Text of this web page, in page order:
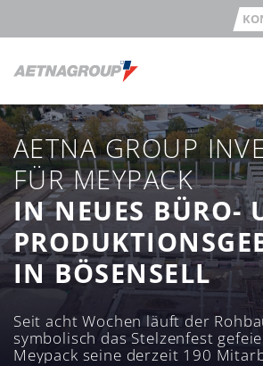
AETNA GROUP
FÜR MEYPACK
IN NEUES BÜRO-
IN BÖSENSELL
Seit acht Wochen läuft der
symbolisch das Stelzenfest
Meypack seine derzeit 190